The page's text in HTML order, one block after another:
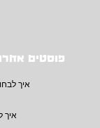
פוסטים
איך
איך